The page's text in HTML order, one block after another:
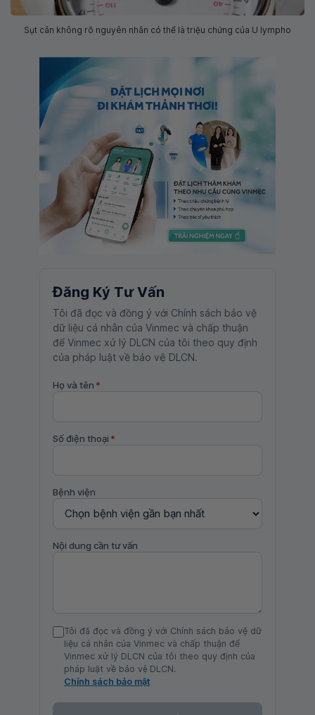
Sụt cân không rõ nguyên nhân có thể là triệu chứng của U lympho
Đăng Ký Tư Vấn
Tôi đã đọc và đồng ý với Chính sách bảo vệ
dữ liệu cá nhân của Vinmec và chấp thuận
để Vinmec xử lý DLCN của tôi theo quy định
của pháp luật về bảo vệ DLCN.
Họ và tên *
Số điện thoại *
Bệnh viện
Nội dung cần tư vấn
Tôi đã đọc và đồng ý với Chính sách bảo vệ dữ
liệu cá nhân của Vinmec và chấp thuận để
Vinmec xử lý DLCN của tôi theo quy định của
pháp luật về bảo vệ DLCN.
Chính sách bảo mật